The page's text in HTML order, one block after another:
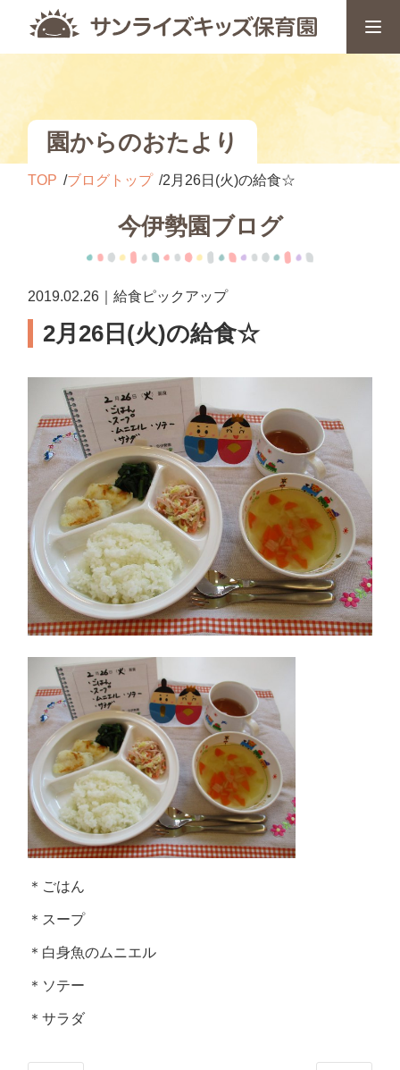
園からのおたより
TOP ブログトップ 2月26日(火)の給食☆
今伊勢園ブログ
2019.02.26｜給食ピックアップ
2月26日(火)の給食☆
＊ごはん
＊スープ
＊白身魚のムニエル
＊ソテー
＊サラダ